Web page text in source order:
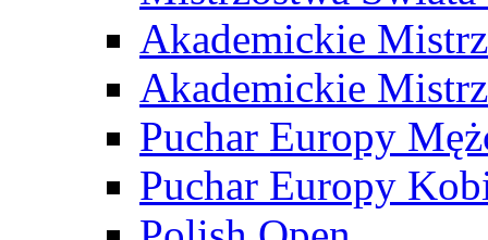
Akademickie
Akademickie
Puchar Europy
Puchar Europy